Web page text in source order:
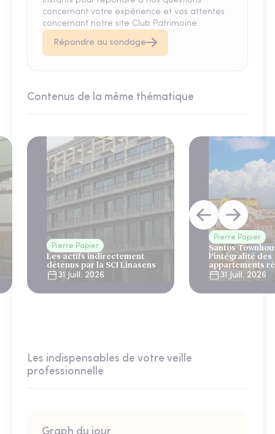
concernant votre expérience et vos attentes
concernant notre site Club Patrimoine.
Répondre au sondage
Contenus de la même thématique
Pierre Papier
Les actifs indirectement
détenus par la SCI Linasens
31 Juill. 2026
Pierre Papier
Santos
l’intégralité des
appartements
Lisbonne
31 Juill. 2026
Les indispensables de votre veille
professionnelle
Graph du jour